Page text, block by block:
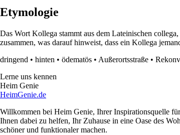
Etymologie
Das Wort Kollega stammt aus dem Lateinischen
zusammen, was darauf hinweist, dass ein Kollega
dringend • hinten • ödematös • Außerortsstraße •
Lerne uns kennen
Heim Genie
HeimGenie.de
Willkommen bei Heim Genie, Ihrer Inspirationsquelle
Ihnen dabei zu helfen, Ihr Zuhause in eine Oase des
schöner und funktionaler machen.